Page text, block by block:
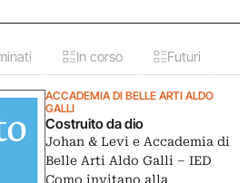
In corso Futuri
ACCADEMIA DI BELLE ARTI ALDO
GALLI
Costruito da dio
Johan & Levi e Accademia di
Belle Arti Aldo Galli – IED
Como invitano alla